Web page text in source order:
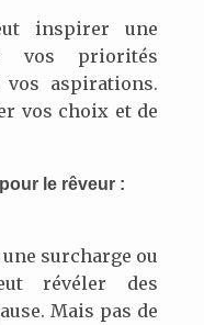
inspirer une
vos priorités
aspirations.
vos choix et de
le rêveur :
surcharge ou
révéler des
Mais pas de